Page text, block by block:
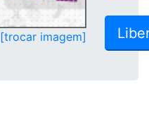
[trocar imagem]